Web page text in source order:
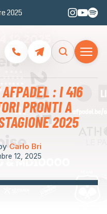
2025
: I 416
PRONTI A
2025
Carlo Bri
12, 2025